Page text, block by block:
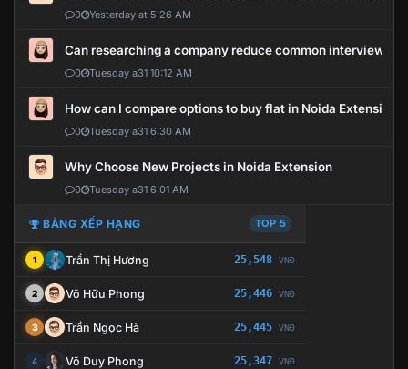
0 Yesterday at 5:26 AM
Can researching a company reduce common interview
0 Tuesday a31 10:12 AM
How can I compare options to buy flat in Noida Extension?
0 Tuesday a31 6:30 AM
Why Choose New Projects in Noida Extension
0 Tuesday a31 6:01 AM
BẢNG XẾP HẠNG TOP 5
1 Trần Thị Hương 25,548 VNĐ
2 Võ Hữu Phong 25,446 VNĐ
3 Trần Ngọc Hà 25,445 VNĐ
4 Võ Duy Phong 25,347 VNĐ